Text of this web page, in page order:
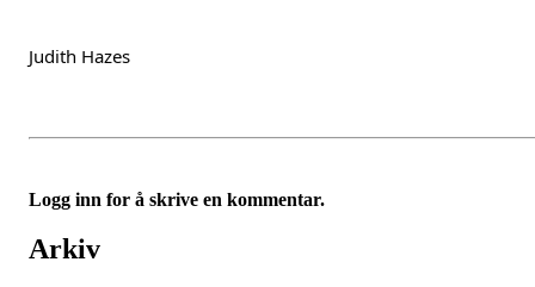
Judith Hazes
Logg inn for å skrive en kommentar.
Arkiv